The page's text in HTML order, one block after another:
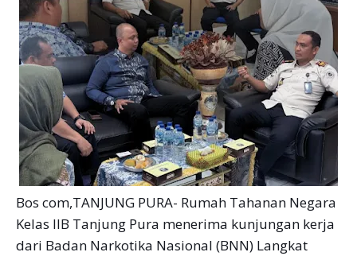
Bos com,TANJUNG PURA- Rumah Tahanan Negara
Kelas IIB Tanjung Pura menerima kunjungan kerja
dari Badan Narkotika Nasional (BNN) Langkat